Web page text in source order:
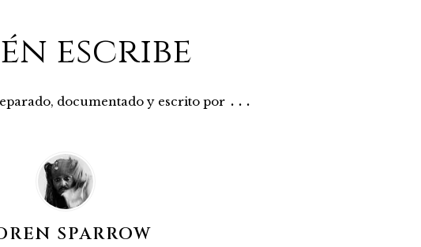
escribe
documentado y escrito por ...
SPARROW